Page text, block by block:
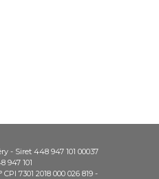
- Siret 448 947 101 00037
947 101
7301 2018 000 026 819 -